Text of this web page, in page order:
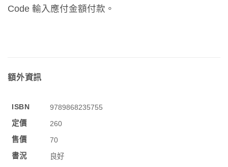
Code 輸入應付金額付款。
額外資訊
ISBN
9789868235755
定價
260
售價
70
書況
良好